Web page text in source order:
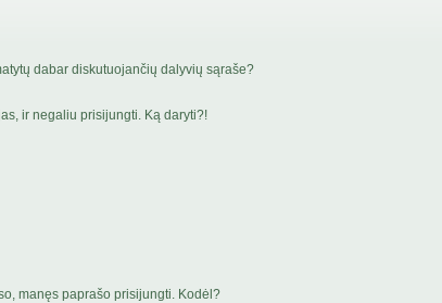
dabar diskutuojančių dalyvių sąraše?
ir negaliu prisijungti. Ką daryti?!
manęs paprašo prisijungti. Kodėl?